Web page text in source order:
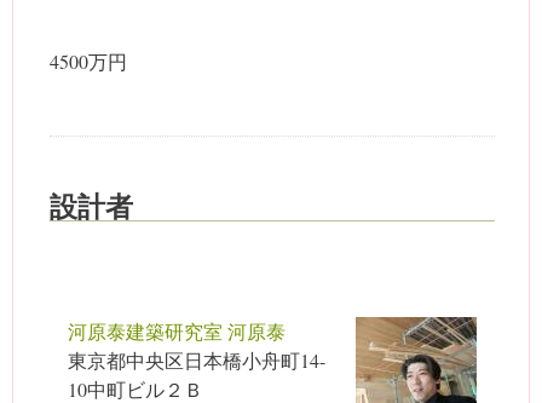
4500万円
設計者
河原泰建築研究室 河原泰
東京都中央区日本橋小舟町14-
10中町ビル２Ｂ